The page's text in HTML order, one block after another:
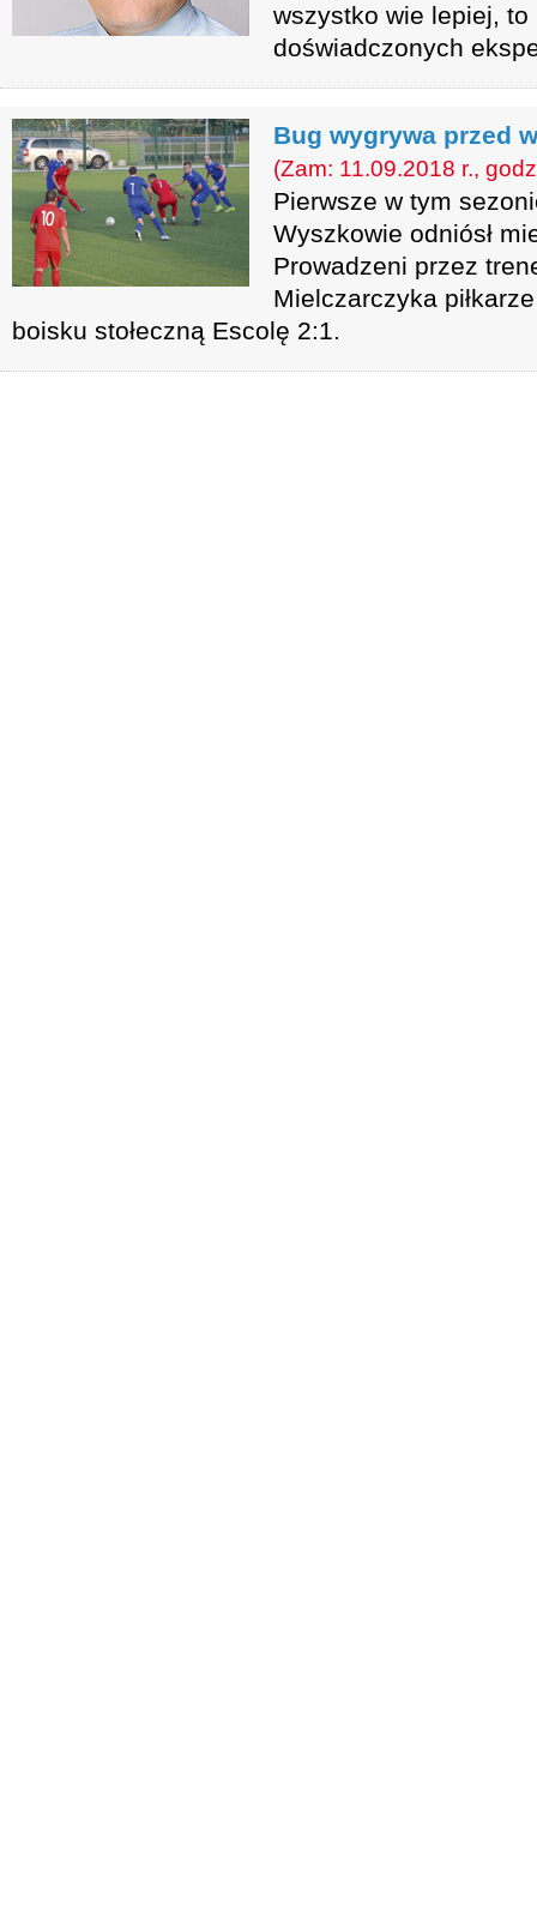
wszystko wie lepiej, to
doświadczonych
Bug wygrywa przed
(Zam: 11.09.2018 r.,
Pierwsze w tym
Wyszkowie odniósł
Prowadzeni przez
Mielczarczyka
boisku stołeczną Escolę 2:1.